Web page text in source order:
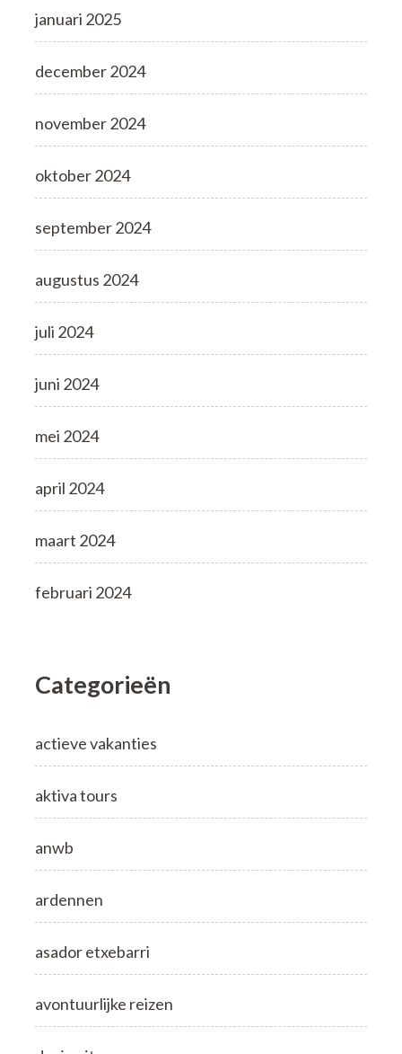
januari 2025
december 2024
november 2024
oktober 2024
september 2024
augustus 2024
juli 2024
juni 2024
mei 2024
april 2024
maart 2024
februari 2024
Categorieën
actieve vakanties
aktiva tours
anwb
ardennen
asador etxebarri
avontuurlijke reizen